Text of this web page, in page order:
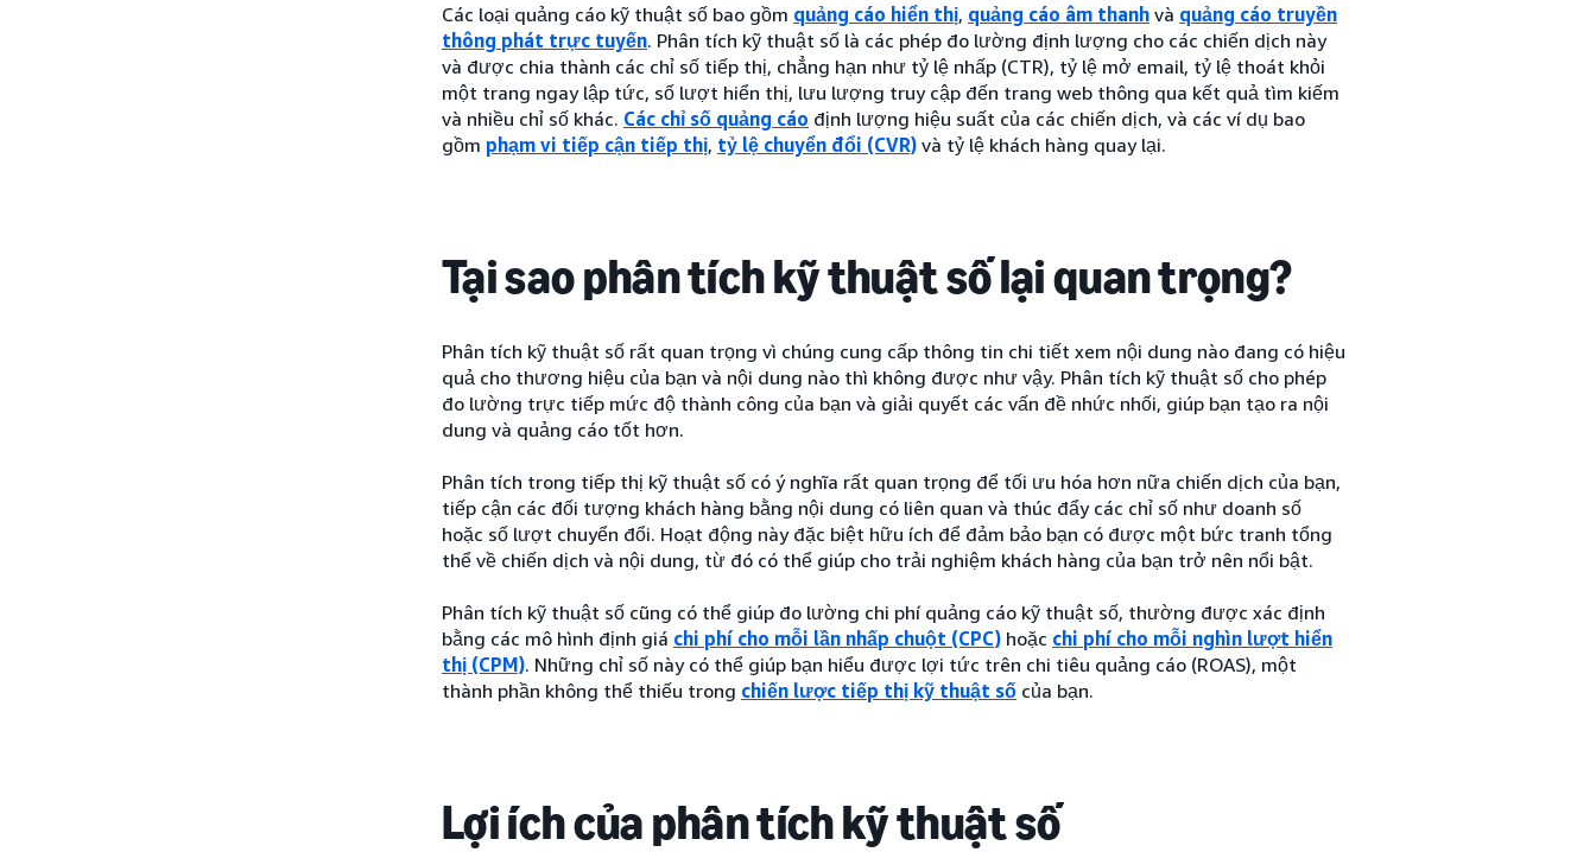
Các loại quảng cáo kỹ thuật số bao gồm quảng cáo hiển thị, quảng cáo âm thanh và quảng cáo truyền
thông phát trực tuyến. Phân tích kỹ thuật số là các phép đo lường định lượng cho các chiến dịch này
và được chia thành các chỉ số tiếp thị, chẳng hạn như tỷ lệ nhấp (CTR), tỷ lệ mở email, tỷ lệ thoát khỏi
một trang ngay lập tức, số lượt hiển thị, lưu lượng truy cập đến trang web thông qua kết quả tìm kiếm
và nhiều chỉ số khác. Các chỉ số quảng cáo định lượng hiệu suất của các chiến dịch, và các ví dụ bao
gồm phạm vi tiếp cận tiếp thị, tỷ lệ chuyển đổi (CVR) và tỷ lệ khách hàng quay lại.
Tại sao phân tích kỹ thuật số lại quan trọng?
Phân tích kỹ thuật số rất quan trọng vì chúng cung cấp thông tin chi tiết xem nội dung nào đang có hiệu
quả cho thương hiệu của bạn và nội dung nào thì không được như vậy. Phân tích kỹ thuật số cho phép
đo lường trực tiếp mức độ thành công của bạn và giải quyết các vấn đề nhức nhối, giúp bạn tạo ra nội
dung và quảng cáo tốt hơn.
Phân tích trong tiếp thị kỹ thuật số có ý nghĩa rất quan trọng để tối ưu hóa hơn nữa chiến dịch của bạn,
tiếp cận các đối tượng khách hàng bằng nội dung có liên quan và thúc đẩy các chỉ số như doanh số
hoặc số lượt chuyển đổi. Hoạt động này đặc biệt hữu ích để đảm bảo bạn có được một bức tranh tổng
thể về chiến dịch và nội dung, từ đó có thể giúp cho trải nghiệm khách hàng của bạn trở nên nổi bật.
Phân tích kỹ thuật số cũng có thể giúp đo lường chi phí quảng cáo kỹ thuật số, thường được xác định
bằng các mô hình định giá chi phí cho mỗi lần nhấp chuột (CPC) hoặc chi phí cho mỗi nghìn lượt hiển
thị (CPM). Những chỉ số này có thể giúp bạn hiểu được lợi tức trên chi tiêu quảng cáo (ROAS), một
thành phần không thể thiếu trong chiến lược tiếp thị kỹ thuật số của bạn.
Lợi ích của phân tích kỹ thuật số